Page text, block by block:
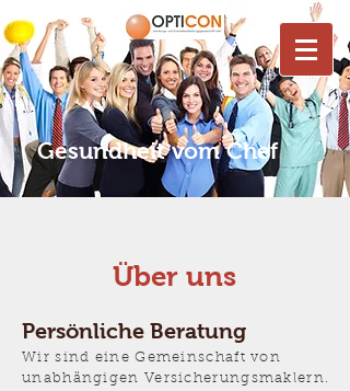
Gesundheit vom Chef
Über uns
Persönliche Beratung
Wir sind eine Gemeinschaft von
unabhängigen Versicherungsmaklern.